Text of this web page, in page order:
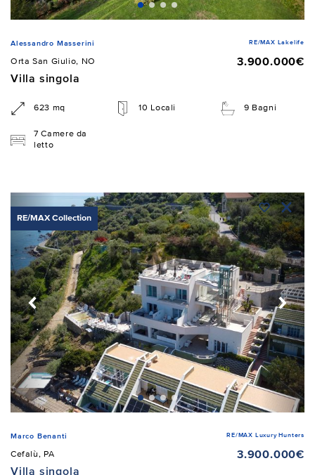
Alessandro Masserini RE/MAX Lakelife
Orta San Giulio, NO
3.900.000€
Villa singola
623 mq 10 Locali 9 Bagni
7 Camere da
letto
RE/MAX Collection
Marco Benanti RE/MAX Luxury Hunters
Cefalù, PA
3.900.000€
Villa singola